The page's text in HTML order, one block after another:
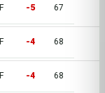
F -5 67
F -4 68
F -4 68